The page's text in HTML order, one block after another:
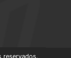
reservados.